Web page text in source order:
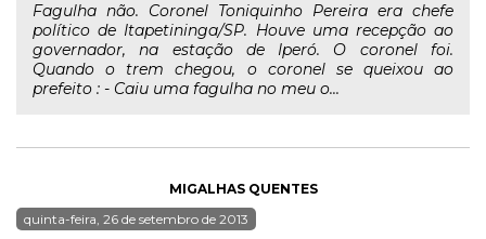
Fagulha não. Coronel Toniquinho Pereira era chefe
político de Itapetininga/SP. Houve uma recepção ao
governador, na estação de Iperó. O coronel foi.
Quando o trem chegou, o coronel se queixou ao
prefeito : - Caiu uma fagulha no meu o...
MIGALHAS QUENTES
quinta-feira, 26 de setembro de 2013